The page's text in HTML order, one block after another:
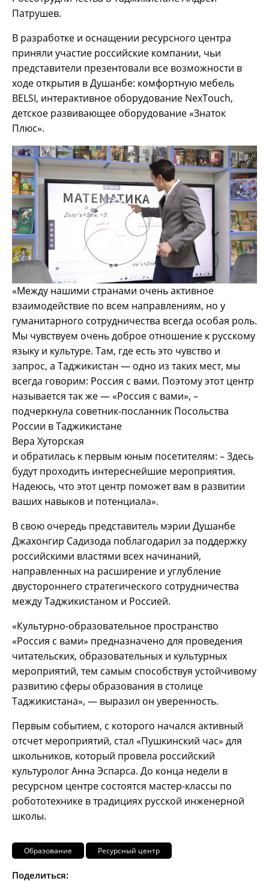
Патрушев.
В разработке и оснащении ресурсного центра
приняли участие российские компании, чьи
представители презентовали все возможности в
ходе открытия в Душанбе: комфортную мебель
BELSI, интерактивное оборудование NexTouch,
детское развивающее оборудование «Знаток
Плюс».
«Между нашими странами очень активное
взаимодействие по всем направлениям, но у
гуманитарного сотрудничества всегда особая роль.
Мы чувствуем очень доброе отношение к русскому
языку и культуре. Там, где есть это чувство и
запрос, а Таджикистан — одно из таких мест, мы
всегда говорим: Россия с вами. Поэтому этот центр
называется так же — «Россия с вами», –
подчеркнула советник-посланник Посольства
России в Таджикистане
Вера Хуторская
и обратилась к первым юным посетителям: – Здесь
будут проходить интереснейшие мероприятия.
Надеюсь, что этот центр поможет вам в развитии
ваших навыков и потенциала».
В свою очередь представитель мэрии Душанбе
Джахонгир Садизода поблагодарил за поддержку
российскими властями всех начинаний,
направленных на расширение и углубление
двустороннего стратегического сотрудничества
между Таджикистаном и Россией.
«Культурно-образовательное пространство
«Россия с вами» предназначено для проведения
читательских, образовательных и культурных
мероприятий, тем самым способствуя устойчивому
развитию сферы образования в столице
Таджикистана», — выразил он уверенность.
Первым событием, с которого начался активный
отсчет мероприятий, стал «Пушкинский час» для
школьников, который провела российский
культуролог Анна Эспарса. До конца недели в
ресурсном центре состоятся мастер-классы по
робототехнике в традициях русской инженерной
школы.
Образование Ресурсный центр
Поделиться: